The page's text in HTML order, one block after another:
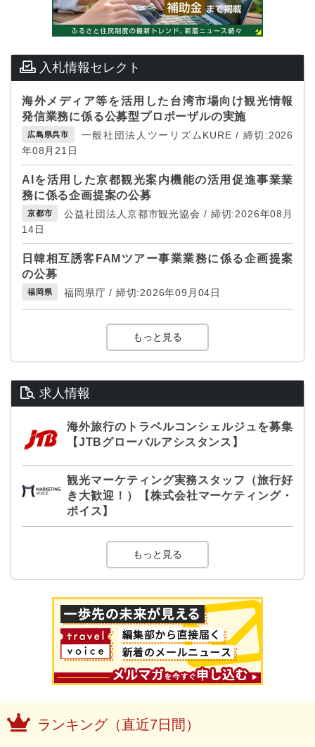
入札情報セレクト
海外メディア等を活用した台湾市場向け観光情報
発信業務に係る公募型プロポーザルの実施
広島県呉市
一般社団法人ツーリズムKURE / 締切:2026
年08月21日
AIを活用した京都観光案内機能の活用促進事業業
務に係る企画提案の公募
京都市
公益社団法人京都市観光協会 / 締切:2026年08月
14日
日韓相互誘客FAMツアー事業業務に係る企画提案
の公募
福岡県 福岡県庁 / 締切:2026年09月04日
もっと見る
求人情報
海外旅行のトラベルコンシェルジュを募集
【JTBグローバルアシスタンス】
観光マーケティング実務スタッフ（旅行好
き大歓迎！）【株式会社マーケティング・
ボイス】
もっと見る
ランキング（直近7日間）